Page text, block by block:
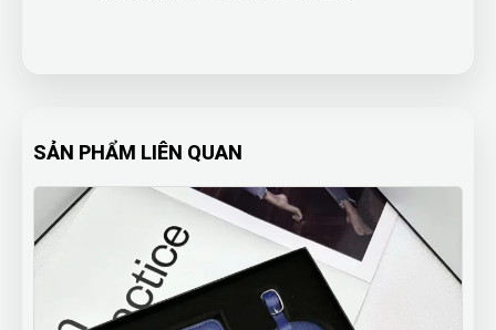
SẢN PHẨM LIÊN QUAN